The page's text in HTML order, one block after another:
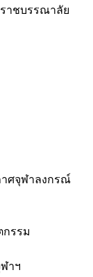
าชบรรณาลัย
าศจุฬาลงกรณ์
กรรม
าฯ